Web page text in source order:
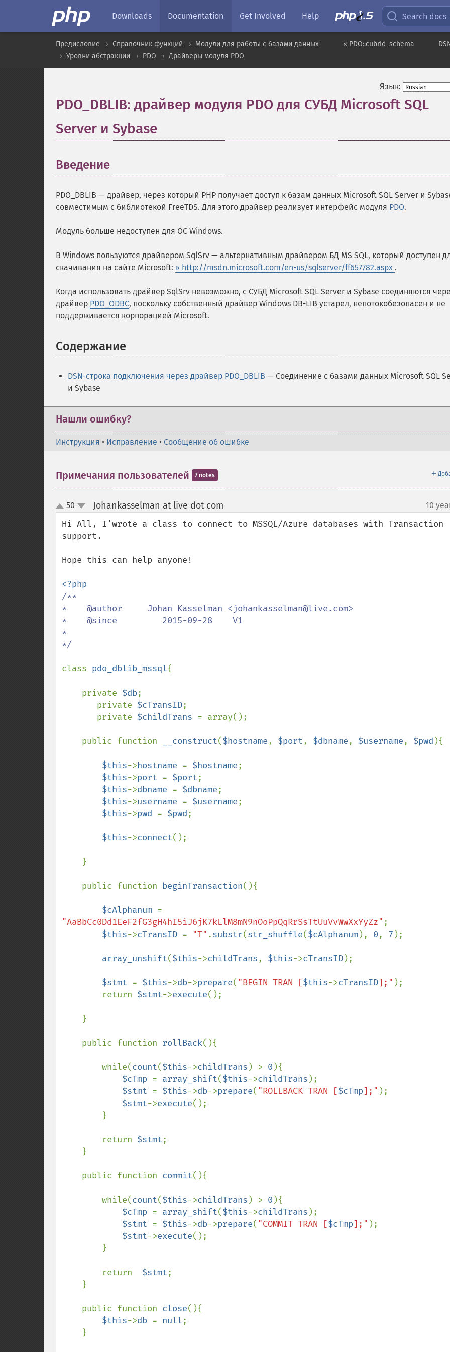
Downloads Documentation Get Involved Help Search docs
« PDO::cubrid_schema
Предисловие Справочник функций
Модули для работы с базами данных
Уровни абстракции
PDO Драйверы модуля PDO
Язык:
PDO_DBLIB: драйвер модуля PDO для СУБД Microsoft SQL
Server и Sybase
Введение
PDO_DBLIB — драйвер, через который PHP получает доступ к базам данных Microsoft SQL Server и
совместимым с библиотекой FreeTDS. Для этого драйвер реализует интерфейс модуля PDO.
Модуль больше недоступен для ОС Windows.
В Windows пользуются драйвером SqlSrv — альтернативным драйвером БД MS SQL, который доступен
скачивания на сайте Microsoft: » http://msdn.microsoft.com/en-us/sqlserver/ff657782.aspx .
Когда использовать драйвер SqlSrv невозможно, с СУБД Microsoft SQL Server и Sybase соединяются
драйвер PDO_ODBC, поскольку собственный драйвер Windows DB-LIB устарел, непотокобезопасен и не
поддерживается корпорацией Microsoft.
Содержание
DSN-строка подключения через драйвер PDO_DBLIB — Соединение с базами данных Microsoft SQL
и Sybase
Нашли ошибку?
Инструкция • Исправление • Сообщение об ошибке
＋
Примечания пользователей 7 notes
up
down
50 Johankasselman at live dot com 10
Hi All, I'wrote a class to connect to MSSQL/Azure databases with Transaction
support.
Hope this can help anyone!
/**
*    @author     Johan Kasselman <johankasselman@live.com>
*    @since         2015-09-28    V1
*
*/
class pdo_dblib_mssql{
    private
$db;
       private
$cTransID;
       private
$childTrans = array();
    public function
__construct($hostname, $port, $dbname, $username, $pwd ){
$this->hostname = $hostname;
$this->port = $port;
$this->dbname = $dbname;
$this->username = $username;
$this->pwd = $pwd;
$this->connect();
    public function
beginTransaction(){
$cAlphanum
"AaBbCc0Dd1EeF2fG3gH4hI5iJ6jK7kLlM8mN9nOoPpQqRrSsTtUuVvWwXxYyZz" ;
$this->cTransID = "T" .substr(str_shuffle($cAlphanum), 0, 7 );
array_unshift($this->childTrans, $this->cTransID);
$stmt = $this->db->prepare( "BEGIN TRAN [$this->cTransID];" );
        return
$stmt->execute();
    public function
rollBack(){
        while(
count($this->childTrans ) > 0 ){
$cTmp = array_shift($this->childTrans );
$stmt = $this->db->prepare( "ROLLBACK TRAN [$cTmp];" );
$stmt->execute();
        return
$stmt;
    public function
commit(){
        while(
count($this->childTrans ) > 0 ){
$cTmp = array_shift($this->childTrans );
$stmt = $this->db->prepare( "COMMIT TRAN [$cTmp];" );
$stmt->execute();
        return
$stmt;
    public function
close(){
$this->db = null;